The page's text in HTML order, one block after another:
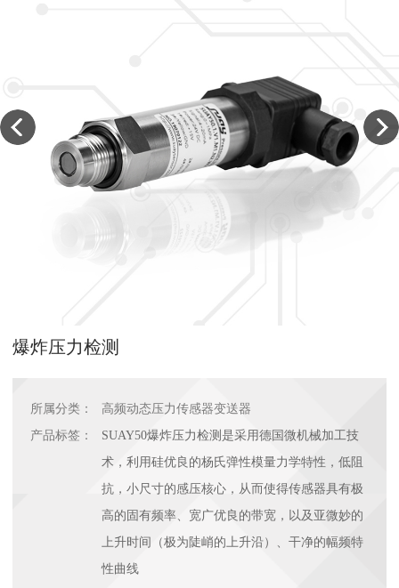
爆炸压力检测
所属分类：
高频动态压力传感器变送器
产品标签：
SUAY50爆炸压力检测是采用德国微机械加工技
术，利用硅优良的杨氏弹性模量力学特性，低阻
抗，小尺寸的感压核心，从而使得传感器具有极
高的固有频率、宽广优良的带宽，以及亚微妙的
上升时间（极为陡峭的上升沿）、干净的幅频特
性曲线